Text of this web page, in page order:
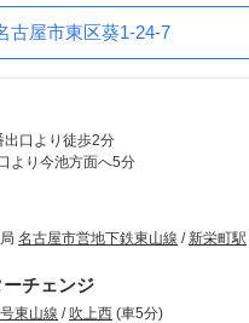
古屋市東区葵1-24-7
口より徒歩2分
より今池方面へ5分
名古屋市営地下鉄東山線 /新栄町駅
チェンジ
東山線 / 吹上西 (車5分)